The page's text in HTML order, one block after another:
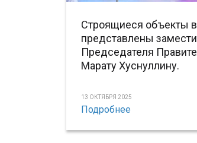
Строящиеся объекты
представлены
Председателя
Марату Хуснуллину.
13 ОКТЯБРЯ 2025
Подробнее